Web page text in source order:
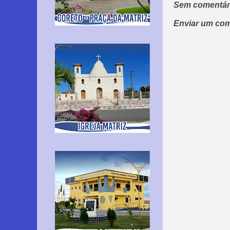
Sem
Enviar um